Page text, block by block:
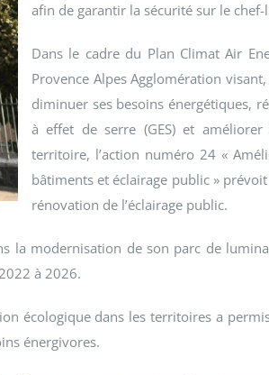
afin de garantir la sécurité sur le
Dans le cadre du Plan Climat Air
Provence Alpes Agglomération
diminuer ses besoins énergétiques,
à effet de serre (GES) et
territoire, l’action numéro 24 «
bâtiments et éclairage public »
rénovation de l’éclairage public.
la modernisation de son parc de
à 2026.
écologique dans les territoires a
énergivores.